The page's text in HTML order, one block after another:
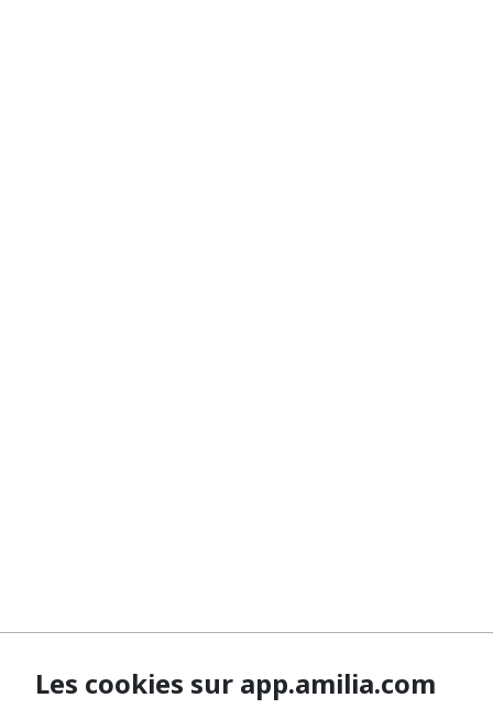
Les cookies sur app.amilia.com